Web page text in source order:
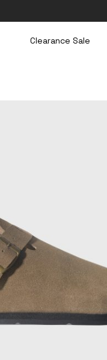
Clearance Sale